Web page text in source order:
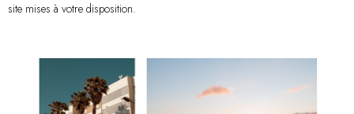
site mises à votre disposition.